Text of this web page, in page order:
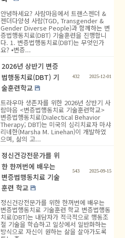
안녕하세요? 사람마음에서 트랜스젠더 &
젠더다양성 사람(TGD, Transgender &
Gender Diverse People)과 함께하는 변
증법행동치료(DBT) 기술훈련을 진행합니
다. 1. 변증법행동치료(DBT)는 무엇인가
요? ⦁변증...
2026년 상반기 변증
법행동치료(DBT) 기
술훈련학교
432 2025-12-01
트라우마 생존자를 위한 2026년 상반기 사
람마음 <변증법행동치료 기술훈련학교>
변증법행동치료(Dialectical Behavior
Therapy; DBT)는 미국의 심리치료자 마샤
리네한(Marsha M. Linehan)이 개발하였
으며, 삶의 고...
정신건강전문가를 위
한 한꺼번에 배우는
변증법행동치료 기술
훈련 학교
543 2025-09-15
정신건강전문가를 위한 한꺼번에 배우는
변증법행동치료 기술훈련 학교 변증법행동
치료(DBT)는 내담자가 적극적으로 행동조
절 기술을 학습하고 일상에서 일반화하는
방식으로 자신이 원하는 삶을 살아가도록